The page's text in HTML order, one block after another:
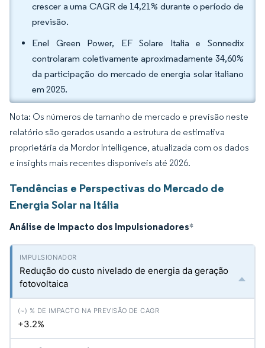
crescer a uma CAGR de 14,21% durante o período de
previsão.
Enel Green Power, EF Solare Italia e Sonnedix
controlaram coletivamente aproximadamente 34,60%
da participação do mercado de energia solar italiano
em 2025.
Nota: Os números de tamanho de mercado e previsão neste
relatório são gerados usando a estrutura de estimativa
proprietária da Mordor Intelligence, atualizada com os dados
e insights mais recentes disponíveis até 2026.
Tendências e Perspectivas do Mercado de
Energia Solar na Itália
Análise de Impacto dos Impulsionadores*
Redução do custo nivelado de energia da geração
fotovoltaica
+3.2%